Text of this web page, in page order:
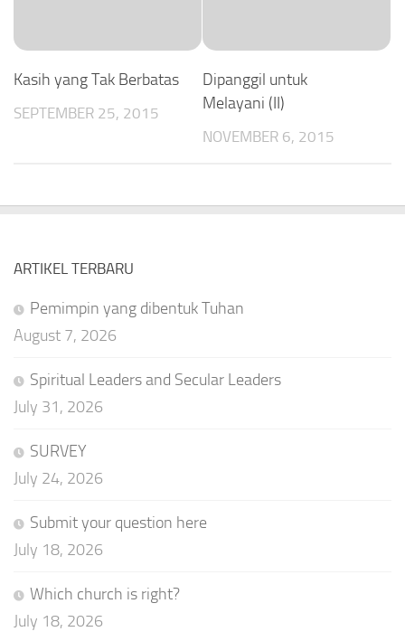
Kasih yang Tak Berbatas
SEPTEMBER 25, 2015
Dipanggil untuk
Melayani (II)
NOVEMBER 6, 2015
ARTIKEL TERBARU
Pemimpin yang dibentuk Tuhan
August 7, 2026
Spiritual Leaders and Secular Leaders
July 31, 2026
SURVEY
July 24, 2026
Submit your question here
July 18, 2026
Which church is right?
July 18, 2026